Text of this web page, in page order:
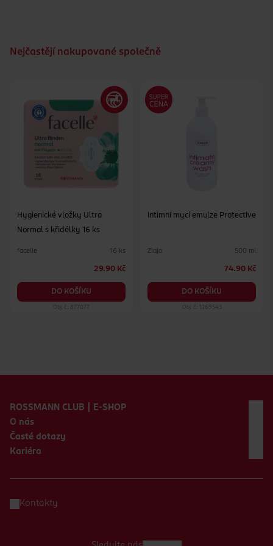
Gynekologicky testováno
Nejčastějí nakupované společně
Hygienické vložky Ultra
Normal s křidélky 16 ks
facelle 16 ks
29.90 Kč
DO KOŠÍKU
Obj. č.: 877077
Intimní mycí emulze Protective
Ziaja 500 ml
74.90 Kč
DO KOŠÍKU
Obj. č.: 1269543
ROSSMANN CLUB | E-SHOP
O nás
Časté dotazy
Kariéra
Kontakty